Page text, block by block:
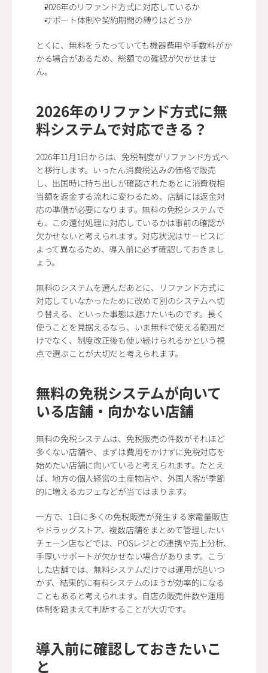
2026年のリファンド方式に対応しているか
サポート体制や契約期間の縛りはどうか
とくに、無料をうたっていても機器費用や手数料がか
かる場合があるため、総額での確認が欠かせませ
ん。
2026年のリファンド方式に無
料システムで対応できる？
2026年11月1日からは、免税制度がリファンド方式へ
と移行します。いったん消費税込みの価格で販売
し、出国時に持ち出しが確認されたあとに消費税相
当額を返金する流れに変わるため、店舗には返金対
応の準備が必要になります。無料の免税システムで
も、この還付処理に対応しているかは事前の確認が
欠かせないと考えられます。対応状況はサービスに
よって異なるため、導入前に必ず確認しておきまし
ょう。
無料のシステムを選んだあとに、リファンド方式に
対応していなかったために改めて別のシステムへ切
り替える、といった事態は避けたいものです。長く
使うことを見据えるなら、いま無料で使える範囲だ
けでなく、制度改正後も使い続けられるかという視
点で選ぶことが大切だと考えられます。
無料の免税システムが向いて
いる店舗・向かない店舗
無料の免税システムは、免税販売の件数がそれほど
多くない店舗や、まずは費用をかけずに免税対応を
始めたい店舗に向いていると考えられます。たとえ
ば、地方の個人経営の土産物店や、外国人客が季節
的に増えるカフェなどが当てはまります。
一方で、1日に多くの免税販売が発生する家電量販店
やドラッグストア、複数店舗をまとめて管理したい
チェーン店などでは、POSレジとの連携や売上分析、
手厚いサポートが欠かせない場合があります。こう
した店舗では、無料システムだけでは運用が追いつ
かず、結果的に有料システムのほうが効率的になる
こともあると考えられます。自店の販売件数や運用
体制を踏まえて判断することが大切です。
導入前に確認しておきたいこ
と